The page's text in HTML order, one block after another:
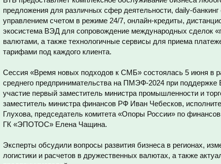
предложения для различных сфер деятельности, daily-
управлением счетом в режиме 24/7, онлайн-кредиты,
экосистема ВЭД для сопровождение международных сделок
валютами, а также технологичные сервисы для приема
тарифами под каждого клиента.
Сессия «Время новых подходов к СМБ» состоялась 5 июня в
среднего предпринимательства на ПМЭФ-2024 при
участие первый заместитель министра промышленности и
заместитель министра финансов РФ Иван Чебесков,
Глухова, председатель комитета «Опоры России» по
ГК «ЭПОТОС» Елена Чащина.
Эксперты обсудили вопросы развития бизнеса в регионах,
логистики и расчетов в дружественных валютах, а также